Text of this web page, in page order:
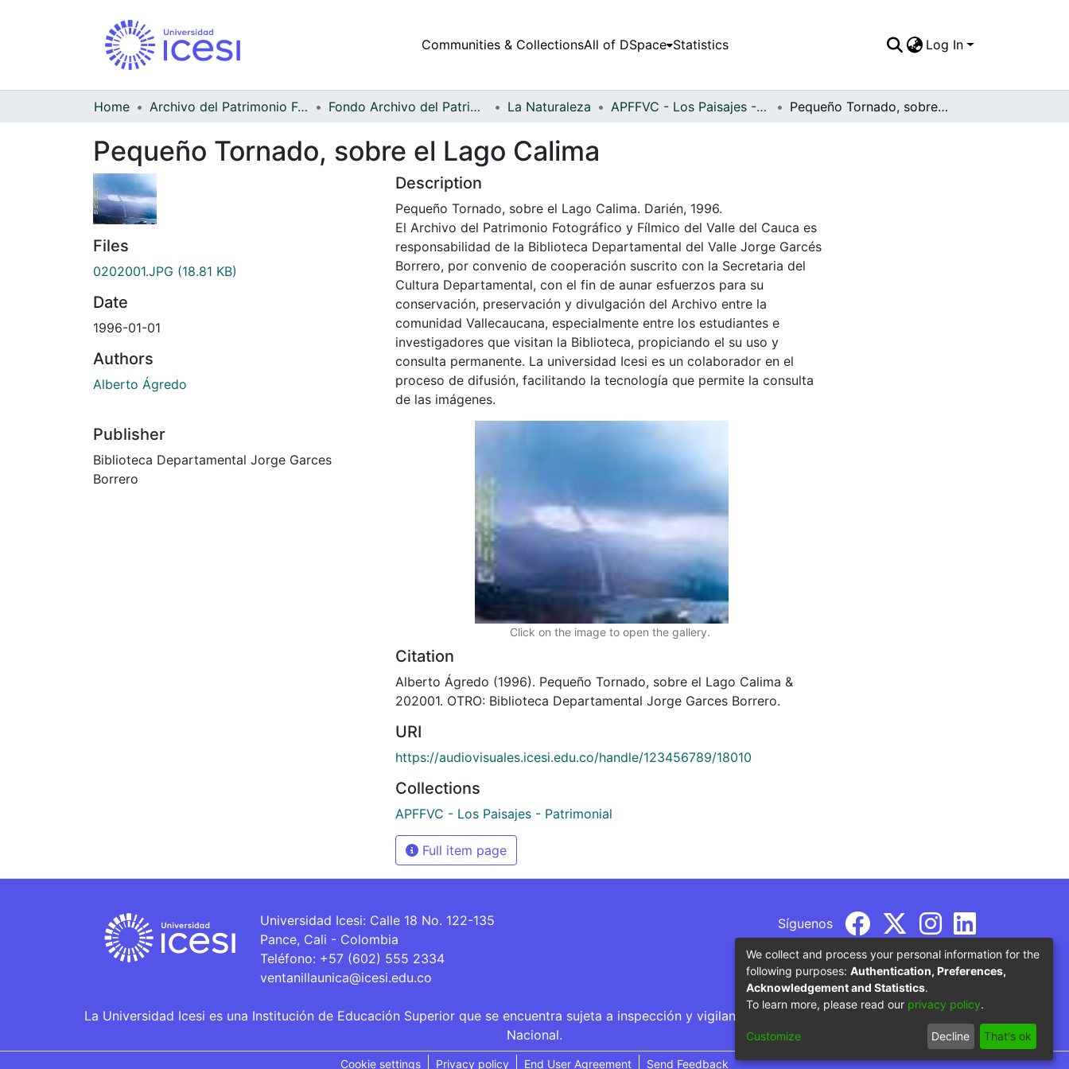
Communities & CollectionsAll of DSpace Statistics Log In
Home Archivo del Patrimonio Fotográfico y Fílmico del Valle del Cauca Fondo Archivo del Patrimonio Fotográfico y Fílmico del Valle del Cauca La Naturaleza APFFVC - Los Paisajes - Patrimonial Pequeño Tornado, sobre el Lago Calima
Pequeño Tornado, sobre el Lago Calima
Files
0202001.JPG (18.81 KB)
Date
1996-01-01
Authors
Alberto Ágredo
Publisher
Biblioteca Departamental Jorge Garces
Borrero
Description
Pequeño Tornado, sobre el Lago Calima. Darién, 1996.
El Archivo del Patrimonio Fotográfico y Fílmico del Valle del Cauca es
responsabilidad de la Biblioteca Departamental del Valle Jorge Garcés
Borrero, por convenio de cooperación suscrito con la Secretaria del
Cultura Departamental, con el fin de aunar esfuerzos para su
conservación, preservación y divulgación del Archivo entre la
comunidad Vallecaucana, especialmente entre los estudiantes e
investigadores que visitan la Biblioteca, propiciando el su uso y
consulta permanente. La universidad Icesi es un colaborador en el
proceso de difusión, facilitando la tecnología que permite la consulta
de las imágenes.
Click on the image to open the gallery.
Citation
Alberto Ágredo (1996). Pequeño Tornado, sobre el Lago Calima &
202001. OTRO: Biblioteca Departamental Jorge Garces Borrero.
URI
https://audiovisuales.icesi.edu.co/handle/123456789/18010
Collections
APFFVC - Los Paisajes - Patrimonial
Full item page
Universidad Icesi: Calle 18 No. 122-135
Pance, Cali - Colombia
Teléfono: +57 (602) 555 2334
ventanillaunica@icesi.edu.co
Síguenos
La Universidad Icesi es una Institución de Educación Superior que se encuentra sujeta a inspección y vigilancia por parte del Ministerio de Educación
Nacional.
Cookie settings Privacy policy End User Agreement Send Feedback
We collect and process your personal information for the
following purposes: Authentication, Preferences,
Acknowledgement and Statistics.
To learn more, please read our privacy policy.
Customize Decline That's ok